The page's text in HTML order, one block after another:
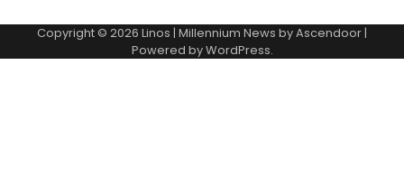
Copyright © 2026 Linos | Millennium News byAscendoor|
Powered byWordPress.